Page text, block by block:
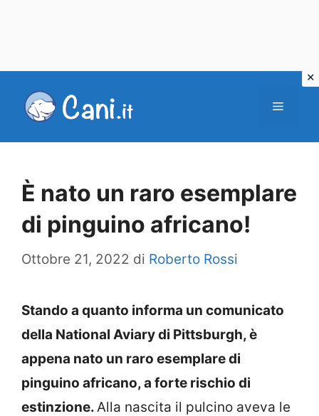
Menu
È nato un raro esemplare
di pinguino africano!
Ottobre 21, 2022 di Roberto Rossi
Stando a quanto informa un comunicato
della National Aviary di Pittsburgh, è
appena nato un raro esemplare di
pinguino africano, a forte rischio di
estinzione. Alla nascita il pulcino aveva le